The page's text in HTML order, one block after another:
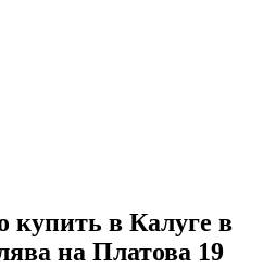
купить в Калуге в
на Платова 19